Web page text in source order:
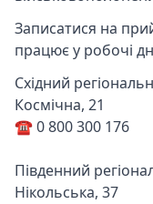
Записатися на
працює у робочі
Східний
Космічна, 21
☎️ 0 800 300 176
Південний
Нікольська, 37